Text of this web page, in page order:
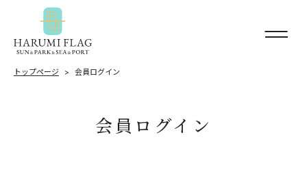
トップページ 会員ログイン
会員ログイン